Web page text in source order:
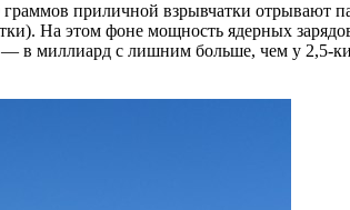
приличной взрывчатки отрывают
На этом фоне мощность ядерных
миллиард с лишним больше, чем у 2,5-